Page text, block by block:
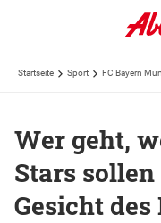
Startseite Sport FC Bayern
Wer geht,
Stars
Gesicht des